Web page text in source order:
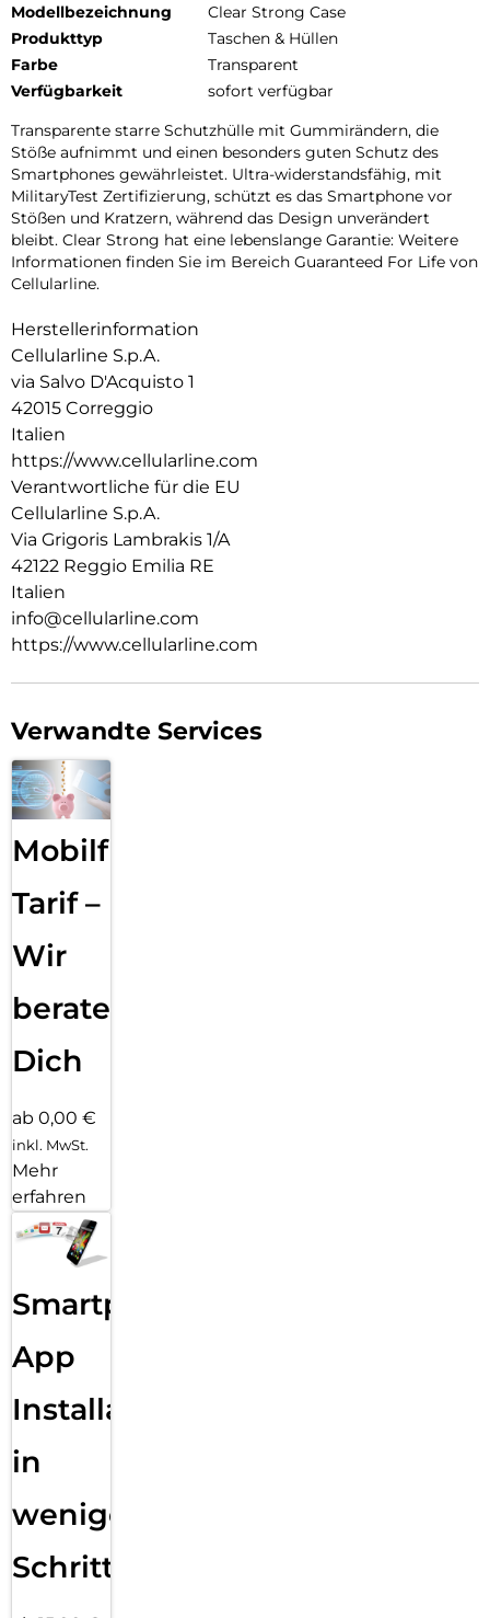
Modellbezeichnung
Clear Strong Case
Produkttyp
Taschen & Hüllen
Farbe
Transparent
Verfügbarkeit
sofort verfügbar
Transparente starre Schutzhülle mit Gummirändern, die
Stöße aufnimmt und einen besonders guten Schutz des
Smartphones gewährleistet. Ultra-widerstandsfähig, mit
MilitaryTest Zertifizierung, schützt es das Smartphone vor
Stößen und Kratzern, während das Design unverändert
bleibt. Clear Strong hat eine lebenslange Garantie: Weitere
Informationen finden Sie im Bereich Guaranteed For Life von
Cellularline.
Herstellerinformation
Cellularline S.p.A.
via Salvo D'Acquisto 1
42015 Correggio
Italien
https://www.cellularline.com
Verantwortliche für die EU
Cellularline S.p.A.
Via Grigoris Lambrakis 1/A
42122 Reggio Emilia RE
Italien
info@cellularline.com
https://www.cellularline.com
Verwandte Services
Mobilfunk
Tarif –
Wir
beraten
Dich
ab 0,00 €
inkl. MwSt.
Mehr
erfahren
Smartphone
App
Installation
in
wenigen
Schritten